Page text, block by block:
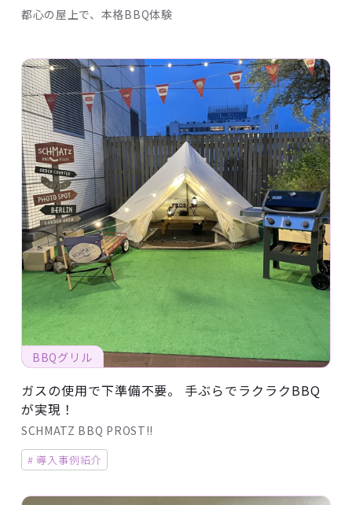
都心の屋上で、本格BBQ体験
BBQグリル
ガスの使用で下準備不要。 手ぶらでラクラクBBQ
が実現！
SCHMATZ BBQ PROST!!
# 導入事例紹介